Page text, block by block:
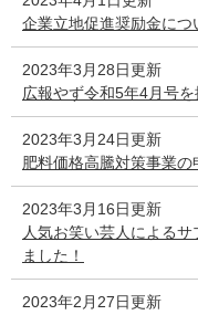
企業立地促進奨励金につ
2023年3月28日更新
広報やず令和5年4月号
2023年3月24日更新
肥料価格高騰対策事業
2023年3月16日更新
人気お笑い芸人による
ました！
2023年2月27日更新